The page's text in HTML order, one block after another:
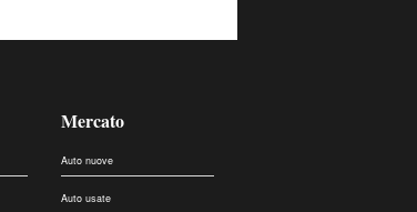
Mercato
Auto nuove
Auto usate